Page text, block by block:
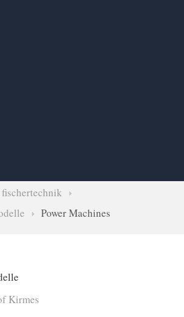
fischertechnik
Power Machines
Kirmes